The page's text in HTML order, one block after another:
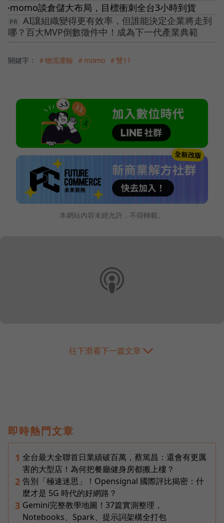
● momo談倉儲大布局，目標衝刺全台3小時到貨
AI讓組織變得更有效率，但誰能決定企業將走到
哪？百大MVP倒數徵件中！成為下一代產業典範
關鍵字： ＃物流運輸 ＃momo ＃雙11
本網站內容未經允許，不得轉載。
往下滑看下一篇文章
即時熱門文章
1 全台最大全聯首日業績破百萬，蔡篤昌：還會有更厲
害的大型店！為何把餐廳健身房都搬上樓？
2 告別「極速迷思」！Opensignal 國際評比揭密：什
麼才是 5G 時代的好網路？
3 Gemini完整教學地圖！37篇實測整理，
Notebooks、Spark、提示詞架構全打包